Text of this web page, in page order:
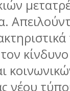
νέου